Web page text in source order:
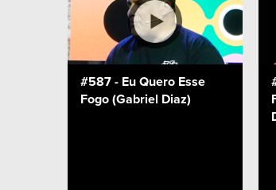
#587 - Eu Quero Esse
Fogo (Gabriel Diaz)